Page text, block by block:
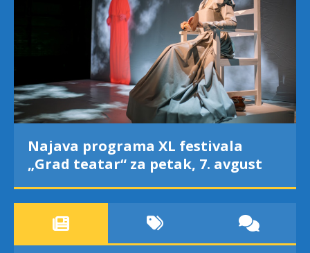
Najava programa XL festivala
„Grad teatar“ za petak, 7. avgust